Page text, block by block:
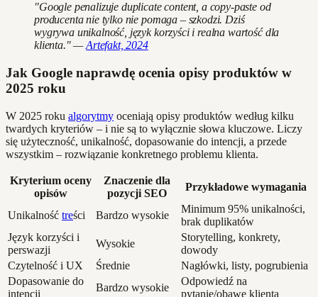
"Google penalizuje duplicate content, a copy-paste od
producenta nie tylko nie pomaga – szkodzi. Dziś
wygrywa unikalność, język korzyści i realna wartość dla
klienta." —Artefakt, 2024
Jak Google naprawdę ocenia opisy produktów w
2025 roku
W 2025 roku algorytmy oceniają opisy produktów według kilku
twardych kryteriów – i nie są to wyłącznie słowa kluczowe. Liczy
się użyteczność, unikalność, dopasowanie do intencji, a przede
wszystkim – rozwiązanie konkretnego problemu klienta.
Kryterium oceny
opisów
Znaczenie dla
pozycji SEO
Przykładowe wymagania
Unikalność treści Bardzo wysokie
Minimum 95% unikalności,
brak duplikatów
Język korzyści i
perswazji
Wysokie
Storytelling, konkrety,
dowody
Czytelność i UX
Średnie
Nagłówki, listy, pogrubienia
Dopasowanie do
intencji
Bardzo wysokie
Odpowiedź na
pytanie/obawę klienta